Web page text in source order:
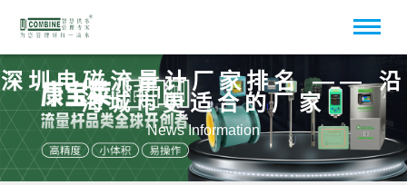
深圳电磁流量计厂家排名 —— 沿
海城市更适合的厂家
News Information